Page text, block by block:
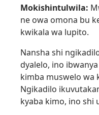
Mokishintulwila:
ne owa omona bu
kwikala wa lupito.
Nansha shi
dyalelo, ino
kimba muswelo wa
Ngikadilo
kyaba kimo, ino shi